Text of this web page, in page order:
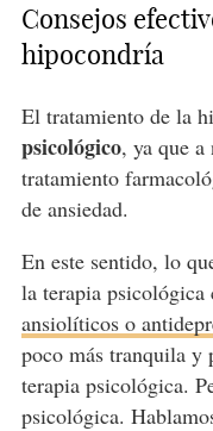
Consejos
hipocondría
El tratamiento de la
psicológico, ya que
tratamiento
de ansiedad.
En este sentido, lo
la terapia
ansiolíticos o
poco más tranquila y
terapia psicológica.
psicológica.